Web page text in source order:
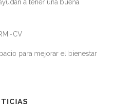
a tener una buena
CV
para mejorar el bienestar